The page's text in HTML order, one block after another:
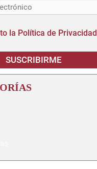
la Política de Privacidad